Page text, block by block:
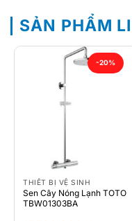
SẢN PHẨM
-20%
THIẾT BỊ VỆ SINH
Sen Cây Nóng Lạnh TOTO
TBW01303BA